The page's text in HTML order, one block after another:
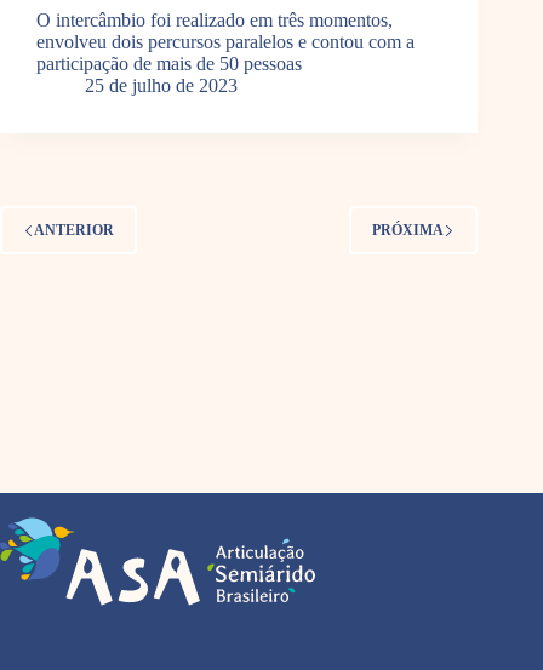
O intercâmbio foi realizado em três momentos,
envolveu dois percursos paralelos e contou com a
participação de mais de 50 pessoas
25 de julho de 2023
ANTERIOR PRÓXIMA